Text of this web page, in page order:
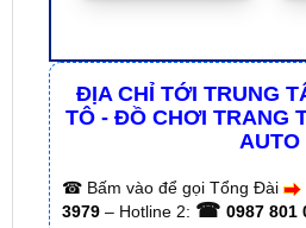
TÔ - ĐỒ CHƠI TRANG
☎Bấm vào để gọi Tổng Đài
0987 801
✅ Tới nâng cấp, lắp đặt
các tỉnh lân cận